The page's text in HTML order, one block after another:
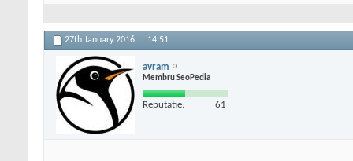
27th January 2016, 14:51
avram
Membru SeoPedia
Reputatie: 61